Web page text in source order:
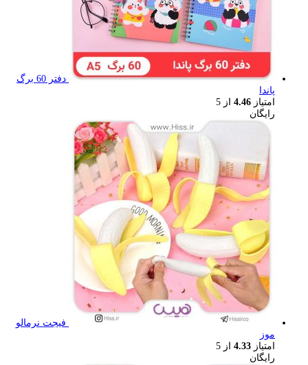
دفتر 60 برگ
پاندا
امتیاز 4.46 از 5
رایگان
فیجت نرمالو
موز
امتیاز 4.33 از 5
رایگان